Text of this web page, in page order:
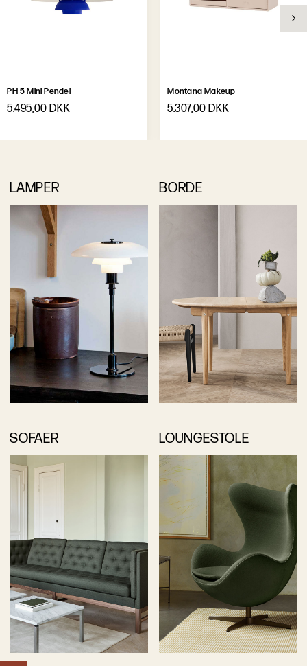
PH 5 Mini Pendel
5.495,00 DKK
Montana Makeup
5.307,00 DKK
LAMPER BORDE
SOFAER LOUNGESTOLE